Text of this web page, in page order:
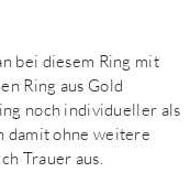
bei diesem Ring mit
Ring aus Gold
noch individueller als
damit ohne weitere
Trauer aus.